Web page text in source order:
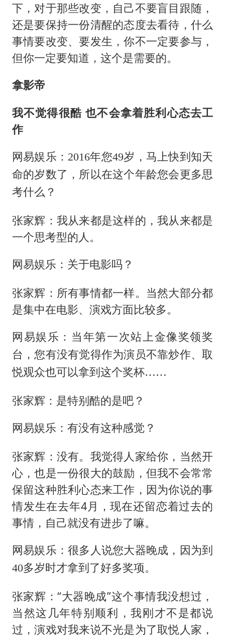
下，对于那些改变，自己不要盲目跟随，
还是要保持一份清醒的态度去看待，什么
事情要改变、要发生，你不一定要参与，
但你一定要知道，这个是需要的。
拿影帝
我不觉得很酷 也不会拿着胜利心态去工
作
网易娱乐：2016年您49岁，马上快到知天
命的岁数了，所以在这个年龄您会更多思
考什么？
张家辉：我从来都是这样的，我从来都是
一个思考型的人。
网易娱乐：关于电影吗？
张家辉：所有事情都一样。当然大部分都
是集中在电影、演戏方面比较多。
网易娱乐：当年第一次站上金像奖领奖
台，您有没有觉得作为演员不靠炒作、取
悦观众也可以拿到这个奖杯……
张家辉：是特别酷的是吧？
网易娱乐：有没有这种感觉？
张家辉：没有。我觉得人家给你，当然开
心，也是一份很大的鼓励，但我不会常常
保留这种胜利心态来工作，因为你说的事
情发生在去年4月，现在还留恋着过去的
事情，自己就没有进步了嘛。
网易娱乐：很多人说您大器晚成，因为到
40多岁时才拿到了好多奖项。
张家辉：“大器晚成”这个事情我没想过，
当然这几年特别顺利，我刚才不是都说
过，演戏对我来说不光是为了取悦人家，